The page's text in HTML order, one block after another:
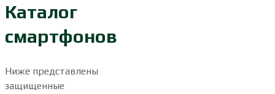
Каталог
смартфонов
Ниже представлены
защищенные